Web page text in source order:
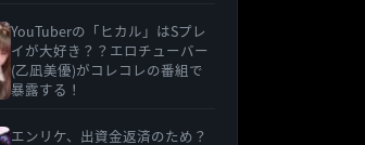
YouTuberの「ヒカル」はSプレ
イが大好き？？エロチューバー
(乙凪美優)がコレコレの番組で
暴露する！
エンリケ、出資金返済のため？